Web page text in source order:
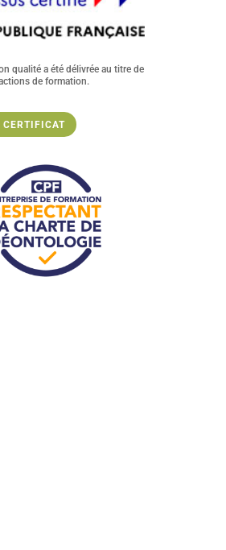
qualité a été délivrée au titre de
de formation.
CERTIFICAT